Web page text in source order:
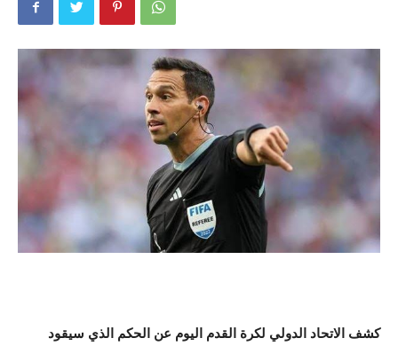
كشف الاتحاد الدولي لكرة القدم اليوم عن الحكم الذي سيقود